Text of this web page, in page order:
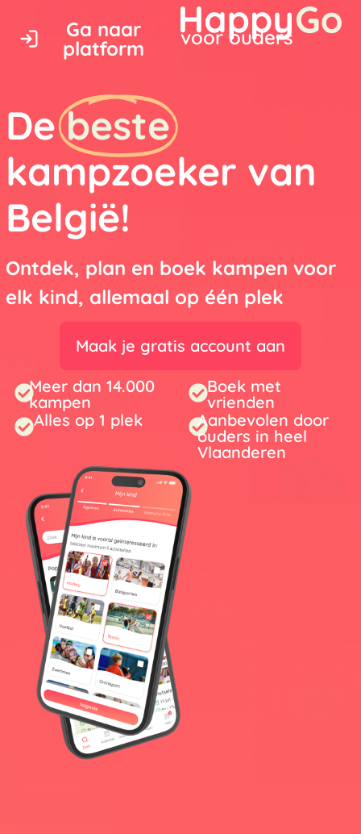
voor ouders
Ga naar
platform
De beste
kampzoeker van
België!
Ontdek, plan en boek kampen voor
elk kind, allemaal op één plek
Maak je gratis account aan
Meer dan 14.000
kampen
Alles op 1 plek
Boek met
vrienden
Aanbevolen door
ouders in heel
Vlaanderen